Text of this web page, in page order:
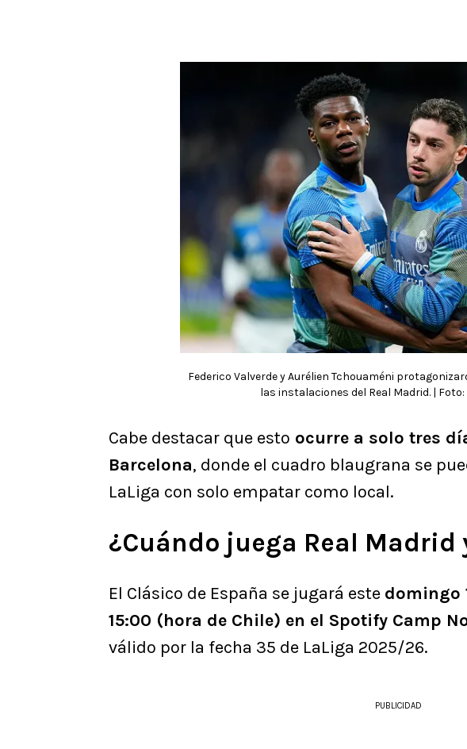
Federico Valverde y Aurélien Tchouaméni
las instalaciones del Real Madrid. | Foto:
Cabe destacar que esto ocurre a solo tres
Barcelona, donde el cuadro blaugrana se
LaLiga con solo empatar como local.
¿Cuándo juega Real Madrid
El Clásico de España se jugará este domingo
15:00 (hora de Chile) en el Spotify Camp
válido por la fecha 35 de LaLiga 2025/26.
PUBLICIDAD